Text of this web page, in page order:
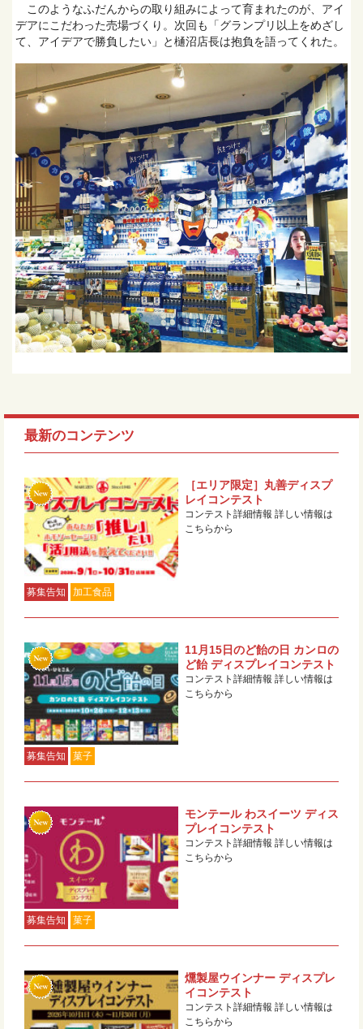
このようなふだんからの取り組みによって育まれたのが、アイ
デアにこだわった売場づくり。次回も「グランプリ以上をめざし
て、アイデアで勝負したい」と樋沼店長は抱負を語ってくれた。
最新のコンテンツ
募集告知 加工食品
［エリア限定］丸善ディスプ
レイコンテスト
コンテスト詳細情報 詳しい情報は
こちらから
募集告知 菓子
11月15日のど飴の日 カンロの
ど飴 ディスプレイコンテスト
コンテスト詳細情報 詳しい情報は
こちらから
募集告知 菓子
モンテール わスイーツ ディス
プレイコンテスト
コンテスト詳細情報 詳しい情報は
こちらから
燻製屋ウインナー ディスプレ
イコンテスト
コンテスト詳細情報 詳しい情報は
こちらから